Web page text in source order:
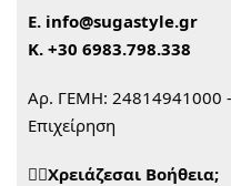
Ε. info@sugastyle.gr
Κ. +30 6983.798.338
Αρ. ΓΕΜΗ: 24814941000 –
Επιχείρηση
🙋‍♀️Χρειάζεσαι Βοήθεια;